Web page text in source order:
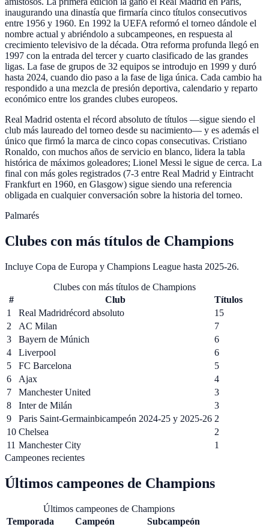
inaugurando una dinastía que firmaría cinco títulos consecutivos
entre 1956 y 1960. En 1992 la UEFA reformó el torneo dándole el
nombre actual y abriéndolo a subcampeones, en respuesta al
crecimiento televisivo de la década. Otra reforma profunda llegó en
1997 con la entrada del tercer y cuarto clasificado de las grandes
ligas. La fase de grupos de 32 equipos se introdujo en 1999 y duró
hasta 2024, cuando dio paso a la fase de liga única. Cada cambio ha
respondido a una mezcla de presión deportiva, calendario y reparto
económico entre los grandes clubes europeos.
Real Madrid ostenta el récord absoluto de títulos —sigue siendo el
club más laureado del torneo desde su nacimiento— y es además el
único que firmó la marca de cinco copas consecutivas. Cristiano
Ronaldo, con muchos años de servicio en blanco, lidera la tabla
histórica de máximos goleadores; Lionel Messi le sigue de cerca. La
final con más goles registrados (7-3 entre Real Madrid y Eintracht
Frankfurt en 1960, en Glasgow) sigue siendo una referencia
obligada en cualquier conversación sobre la historia del torneo.
Palmarés
Clubes con más títulos de Champions
Incluye Copa de Europa y Champions League hasta 2025-26.
Clubes con más títulos de Champions
#
Club
Títulos
1
Real Madridrécord absoluto
15
2
AC Milan
7
3
Bayern de Múnich
6
4
Liverpool
6
5
FC Barcelona
5
6
Ajax
4
7
Manchester United
3
8
Inter de Milán
3
9
Paris Saint-Germainbicampeón 2024-25 y 2025-26 2
10 Chelsea
2
11 Manchester City
1
Campeones recientes
Últimos campeones de Champions
Últimos campeones de Champions
Temporada
Campeón Subcampeón